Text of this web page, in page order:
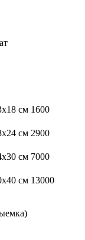
см 1600
см 2900
см 7000
см 13000